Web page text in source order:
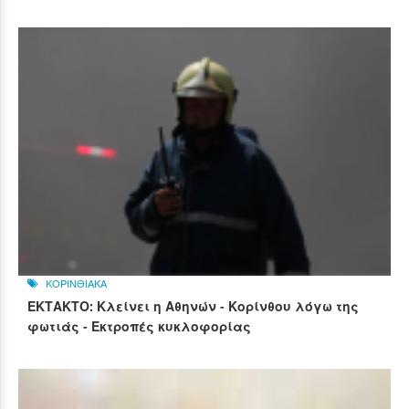
ΚΟΡΙΝΘΙΑΚΑ
ΕΚΤΑΚΤΟ: Κλείνει η Αθηνών - Κορίνθου λόγω της
φωτιάς - Εκτροπές κυκλοφορίας